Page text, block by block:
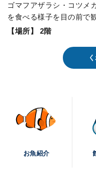
ゴマフアザラシ・コツメ
を食べる様子を目の前で
【場所】 2階
お魚紹介